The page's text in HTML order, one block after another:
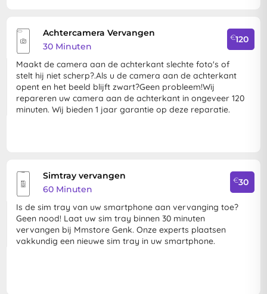
Achtercamera Vervangen
30 Minuten
€120
Maakt de camera aan de achterkant slechte foto's of
stelt hij niet scherp?.Als u de camera aan de achterkant
opent en het beeld blijft zwart?Geen probleem!Wij
repareren uw camera aan de achterkant in ongeveer 120
minuten. Wij bieden 1 jaar garantie op deze reparatie.
Simtray vervangen
60 Minuten
€30
Is de sim tray van uw smartphone aan vervanging toe?
Geen nood! Laat uw sim tray binnen 30 minuten
vervangen bij Mmstore Genk. Onze experts plaatsen
vakkundig een nieuwe sim tray in uw smartphone.